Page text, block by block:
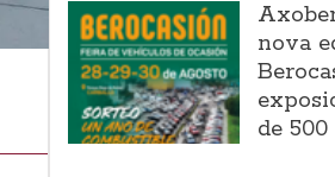
nova
de